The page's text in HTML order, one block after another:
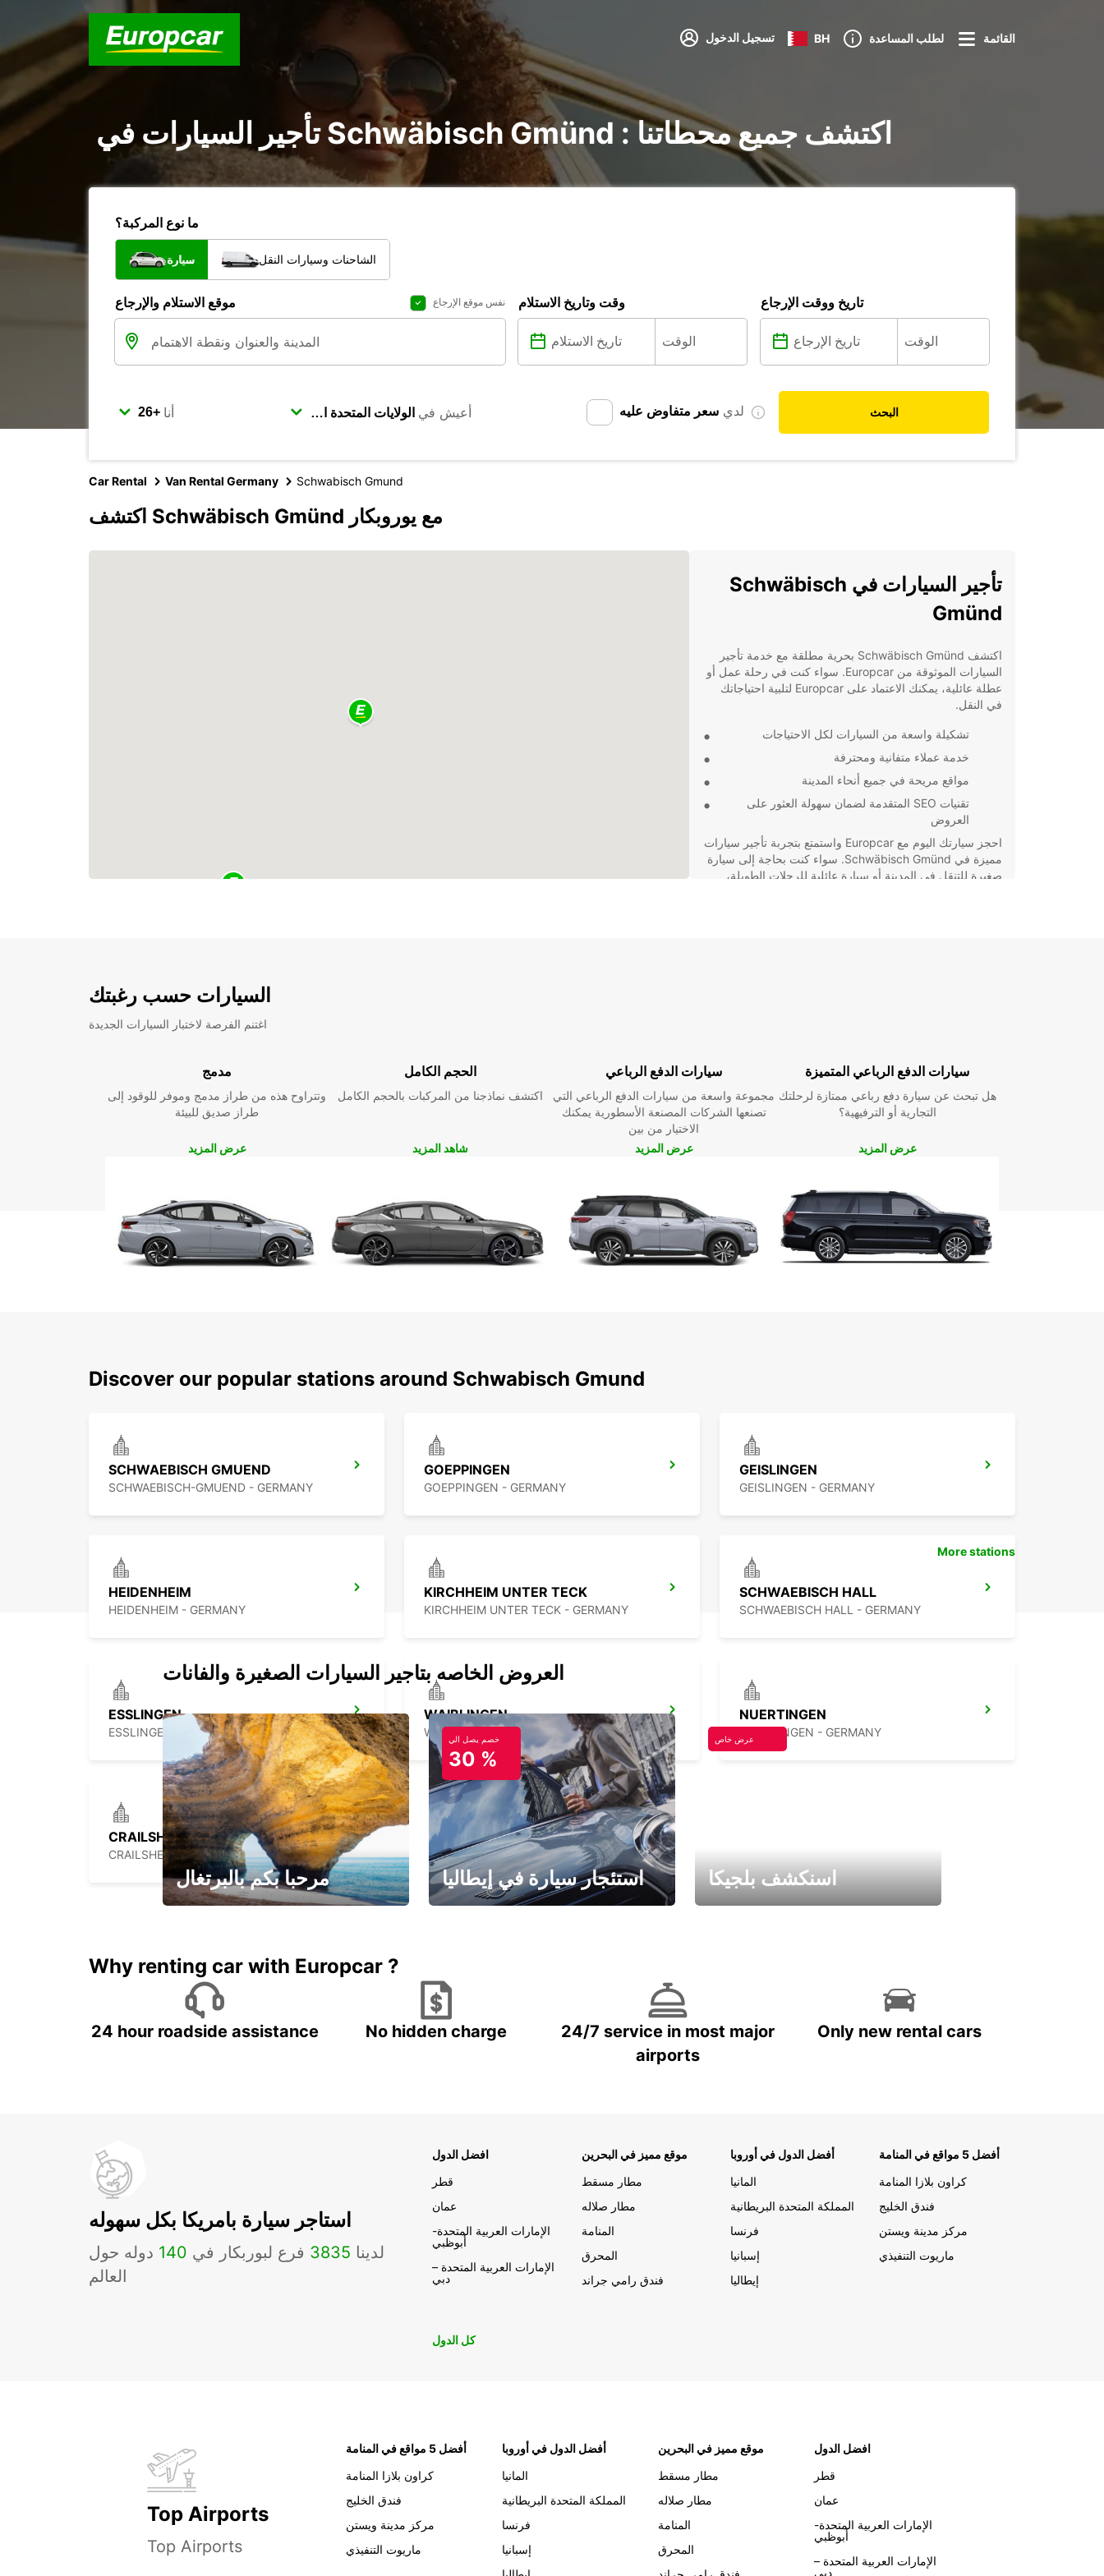
تسجيل الدخول BH لطلب المساعدة القائمة
تأجير السيارات في Schwäbisch Gmünd : اكتشف جميع محطاتنا
ما نوع المركبة؟
سيارة الشاحنات وسيارات النقل
موقع الاستلام والإرجاع نفس موقع الإرجاع وقت وتاريخ الاستلام تاريخ ووقت الإرجاع
أنا أعيش في لدي سعر متفاوض عليه البحث
Car Rental Van Rental Germany Schwabisch Gmund
اكتشف Schwäbisch Gmünd مع يوروبكار
تأجير السيارات في Schwäbisch
Gmünd
اكتشف Schwäbisch Gmünd بحرية مطلقة مع خدمة تأجير
السيارات الموثوقة من Europcar. سواء كنت في رحلة عمل أو
عطلة عائلية، يمكنك الاعتماد على Europcar لتلبية احتياجاتك
في النقل.
تشكيلة واسعة من السيارات لكل الاحتياجات
خدمة عملاء متفانية ومحترفة
مواقع مريحة في جميع أنحاء المدينة
تقنيات SEO المتقدمة لضمان سهولة العثور على
العروض
احجز سيارتك اليوم مع Europcar واستمتع بتجربة تأجير سيارات
مميزة في Schwäbisch Gmünd. سواء كنت بحاجة إلى سيارة
صغيرة للتنقل في المدينة أو سيارة عائلية للرحلات الطويلة،
السيارات حسب رغبتك
اغتنم الفرصة لاختبار السيارات الجديدة
مدمج
وتتراوح هذه من طراز مدمج وموفر للوقود إلى
طراز صديق للبيئة
عرض المزيد
الحجم الكامل
اكتشف نماذجنا من المركبات بالحجم الكامل
شاهد المزيد
سيارات الدفع الرباعي
مجموعة واسعة من سيارات الدفع الرباعي التي
تصنعها الشركات المصنعة الأسطورية يمكنك
الاختيار من بين
عرض المزيد
سيارات الدفع الرباعي المتميزة
هل تبحث عن سيارة دفع رباعي ممتازة لرحلتك
التجارية أو الترفيهية؟
عرض المزيد
Discover our popular stations around Schwabisch Gmund
SCHWAEBISCH GMUEND
SCHWAEBISCH-GMUEND - GERMANY
GOEPPINGEN
GOEPPINGEN - GERMANY
GEISLINGEN
GEISLINGEN - GERMANY
HEIDENHEIM
HEIDENHEIM - GERMANY
KIRCHHEIM UNTER TECK
KIRCHHEIM UNTER TECK - GERMANY
SCHWAEBISCH HALL
SCHWAEBISCH HALL - GERMANY
ESSLINGEN
ESSLINGEN - GERMANY
WAIBLINGEN
WAIBLINGEN - GERMANY
NUERTINGEN
NUERTINGEN - GERMANY
CRAILSHEIM
CRAILSHEIM - GERMANY
More stations
العروض الخاصه بتاجير السيارات الصغيرة والفانات
مرحبا بكم بالبرتغال
خصم يصل الي
30 %
استئجار سيارة في إيطاليا
عرض خاص
اسنكشف بلجيكا
Why renting car with Europcar ?
24 hour roadside assistance No hidden charge
24/7 service in most major
airports
Only new rental cars
استاجر سيارة بامريكا بكل سهوله
لدينا 3835 فرع لبوربكار في 140 دوله حول
العالم
افضل الدول
قطر
عمان
الإمارات العربية المتحدة-
أبوظبي
الإمارات العربية المتحدة –
دبي
موقع مميز في البحرين
مطار مسقط
مطار صلاله
المنامة
المحرق
فندق رامي جراند
أفضل الدول في أوروبا
المانيا
المملكة المتحدة البريطانية
فرنسا
إسبانيا
إيطاليا
أفضل 5 مواقع في المنامة
كراون بلازا المنامة
فندق الخليج
مركز مدينة ويستن
ماريوت التنفيذي
كل الدول
Top Airports
Top Airports
أفضل 5 مواقع في المنامة
كراون بلازا المنامة
فندق الخليج
مركز مدينة ويستن
ماريوت التنفيذي
أفضل الدول في أوروبا
المانيا
المملكة المتحدة البريطانية
فرنسا
إسبانيا
موقع مميز في البحرين
مطار مسقط
مطار صلاله
المنامة
المحرق
افضل الدول
قطر
عمان
الإمارات العربية المتحدة-
أبوظبي
الإمارات العربية المتحدة –
دبي